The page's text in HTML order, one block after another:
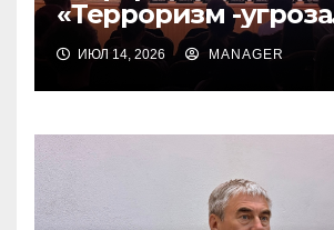
«Терроризм -угроза
обществу»
ИЮЛ 14, 2026 MANAGER